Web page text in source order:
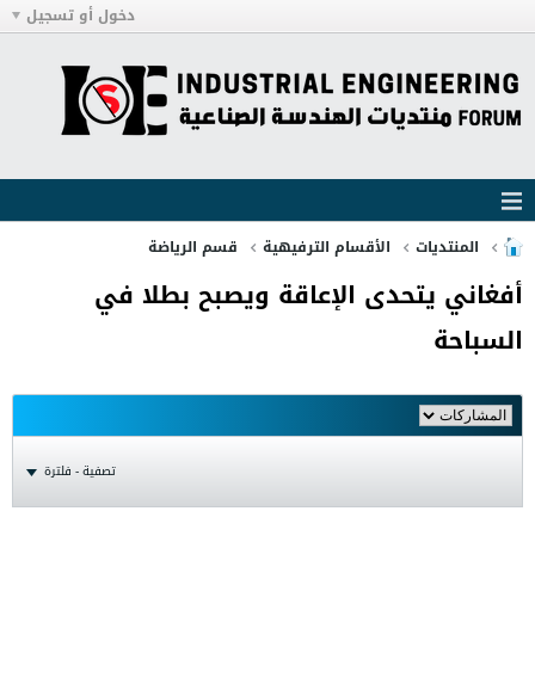
دخول أو تسجيل
المنتديات الأقسام الترفيهية قسم الرياضة
أفغاني يتحدى الإعاقة ويصبح بطلا في
السباحة
تصفية - فلترة